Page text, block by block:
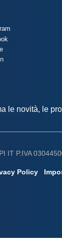
le novità, le
PI IT P.IVA
Policy